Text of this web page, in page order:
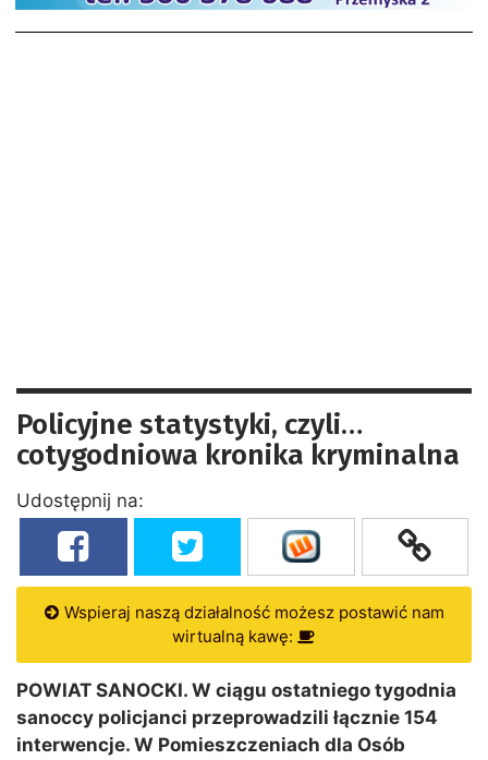
Policyjne statystyki, czyli…
cotygodniowa kronika kryminalna
Udostępnij na:
Wspieraj naszą działalność możesz postawić nam
wirtualną kawę:
POWIAT SANOCKI. W ciągu ostatniego tygodnia
sanoccy policjanci przeprowadzili łącznie 154
interwencje. W Pomieszczeniach dla Osób